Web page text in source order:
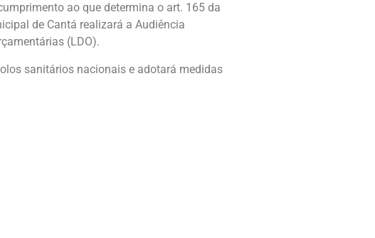
ao que determina o art. 165 da
de Cantá realizará a Audiência
(LDO).
sanitários nacionais e adotará medidas